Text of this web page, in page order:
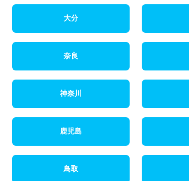
大分
奈良
神奈川
鹿児島
鳥取